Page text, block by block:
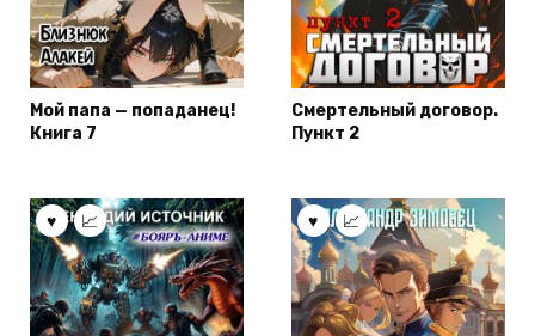
Мой папа — попаданец!
Книга 7
Смертельный договор.
Пункт 2